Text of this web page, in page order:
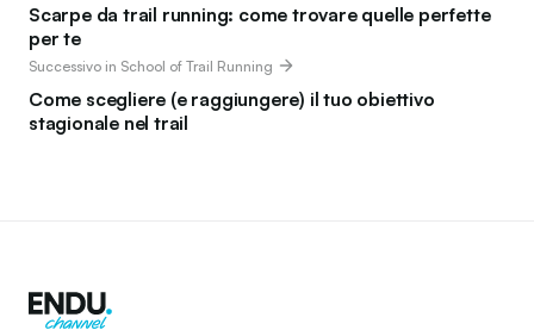
Scarpe da trail running: come trovare quelle perfette
per te
Successivo in School of Trail Running
Come scegliere (e raggiungere) il tuo obiettivo
stagionale nel trail